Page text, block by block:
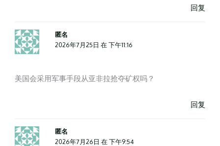
回复
匿名
2026年7月25日 在 下午11:16
美国会采用军事手段从亚非拉抢夺矿权吗？
回复
匿名
2026年7月26日 在 下午9:54